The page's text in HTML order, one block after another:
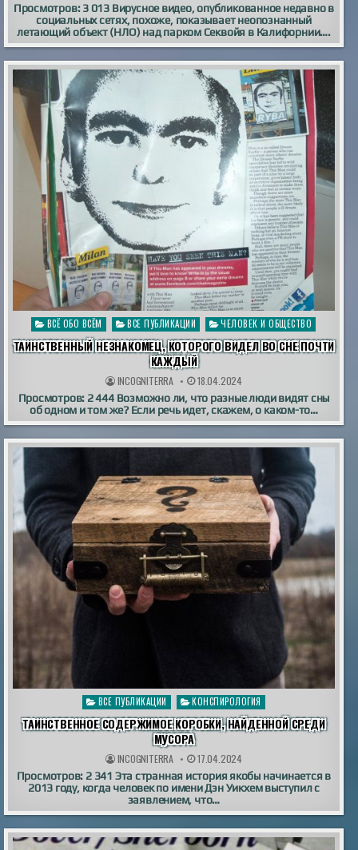
Просмотров: 3 013 Вирусное видео, опубликованное недавно в
социальных сетях, похоже, показывает неопознанный
летающий объект (НЛО) над парком Секвойя в Калифорнии….
Опубликовано
в
ВСЁ ОБО ВСЁМ ВСЕ ПУБЛИКАЦИИ ЧЕЛОВЕК И ОБЩЕСТВО
ТАИНСТВЕННЫЙ НЕЗНАКОМЕЦ, КОТОРОГО ВИДЕЛ ВО СНЕ ПОЧТИ
КАЖДЫЙ
INCOGNITERRA 18.04.2024
Просмотров: 2 444 Возможно ли, что разные люди видят сны
об одном и том же? Если речь идет, скажем, о каком-то…
Опубликовано
в
ВСЕ ПУБЛИКАЦИИ КОНСПИРОЛОГИЯ
ТАИНСТВЕННОЕ СОДЕРЖИМОЕ КОРОБКИ, НАЙДЕННОЙ СРЕДИ
МУСОРА
INCOGNITERRA 17.04.2024
Просмотров: 2 341 Эта странная история якобы начинается в
2013 году, когда человек по имени Дэн Уикхем выступил с
заявлением, что…